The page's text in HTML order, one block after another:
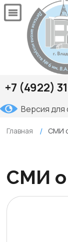
+7 (4922)
Версия
Главная СМИ
СМИ о